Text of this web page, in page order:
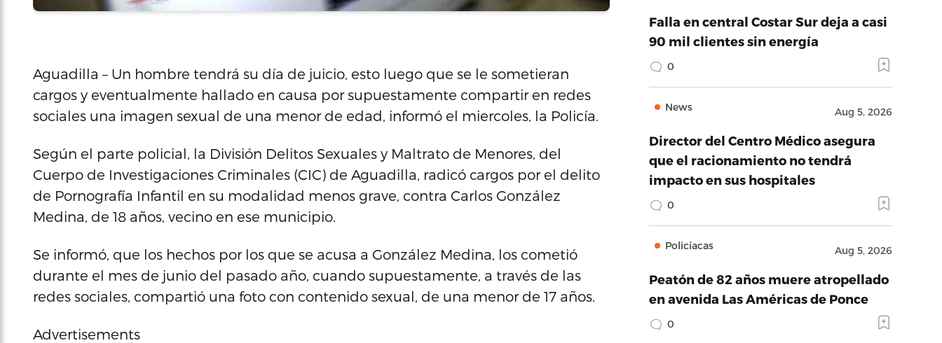
Aguadilla – Un hombre tendrá su día de juicio, esto luego que se le sometieran
cargos y eventualmente hallado en causa por supuestamente compartir en redes
sociales una imagen sexual de una menor de edad, informó el miercoles, la Policía.
Según el parte policial, la División Delitos Sexuales y Maltrato de Menores, del
Cuerpo de Investigaciones Criminales (CIC) de Aguadilla, radicó cargos por el delito
de Pornografía Infantil en su modalidad menos grave, contra Carlos González
Medina, de 18 años, vecino en ese municipio.
Se informó, que los hechos por los que se acusa a González Medina, los cometió
durante el mes de junio del pasado año, cuando supuestamente, a través de las
redes sociales, compartió una foto con contenido sexual, de una menor de 17 años.
Advertisements
Falla en central Costar Sur deja a casi
90 mil clientes sin energía
0
News Aug 5, 2026
Director del Centro Médico asegura
que el racionamiento no tendrá
impacto en sus hospitales
0
Policíacas Aug 5, 2026
Peatón de 82 años muere atropellado
en avenida Las Américas de Ponce
0